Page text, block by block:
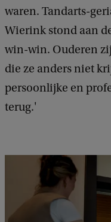
waren. Tandarts-
Wierink stond aan
win-win. Ouderen
die ze anders niet
persoonlijke en
terug.'